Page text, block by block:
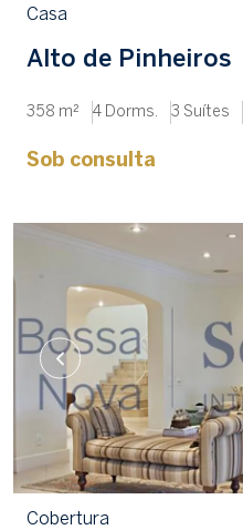
Casa
Alto de Pinheiros
358 m² 4 Dorms. 3 Suítes
Sob consulta
Cobertura